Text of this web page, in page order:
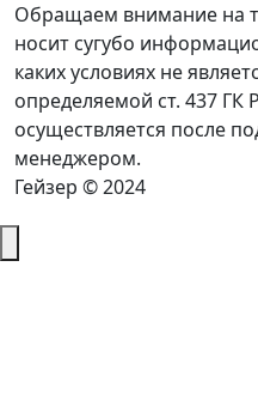
Обращаем внимание на
носит сугубо
каких условиях не
определяемой ст. 437
осуществляется после
менеджером.
Гейзер © 2024